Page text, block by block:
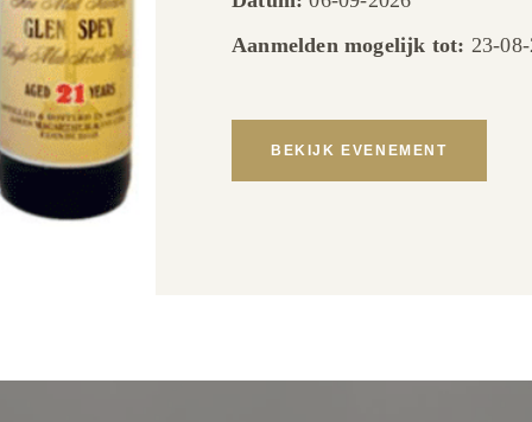
Aanmelden mogelijk tot: 23-
BEKIJK EVENEMENT